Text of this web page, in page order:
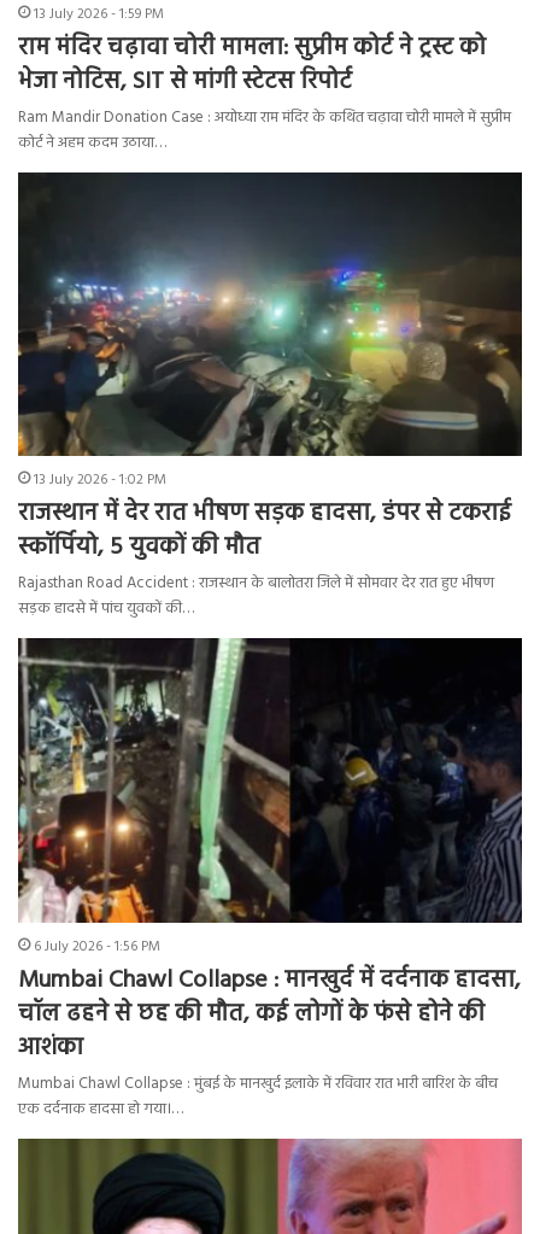
13 July 2026 - 1:59 PM
राम मंदिर चढ़ावा चोरी मामला: सुप्रीम कोर्ट ने ट्रस्ट को
भेजा नोटिस, SIT से मांगी स्टेटस रिपोर्ट
Ram Mandir Donation Case : अयोध्या राम मंदिर के कथित चढ़ावा चोरी मामले में सुप्रीम
कोर्ट ने अहम कदम उठाया…
13 July 2026 - 1:02 PM
राजस्थान में देर रात भीषण सड़क हादसा, डंपर से टकराई
स्कॉर्पियो, 5 युवकों की मौत
Rajasthan Road Accident : राजस्थान के बालोतरा जिले में सोमवार देर रात हुए भीषण
सड़क हादसे में पांच युवकों की…
6 July 2026 - 1:56 PM
Mumbai Chawl Collapse : मानखुर्द में दर्दनाक हादसा,
चॉल ढहने से छह की मौत, कई लोगों के फंसे होने की
आशंका
Mumbai Chawl Collapse : मुंबई के मानखुर्द इलाके में रविवार रात भारी बारिश के बीच
एक दर्दनाक हादसा हो गया।…